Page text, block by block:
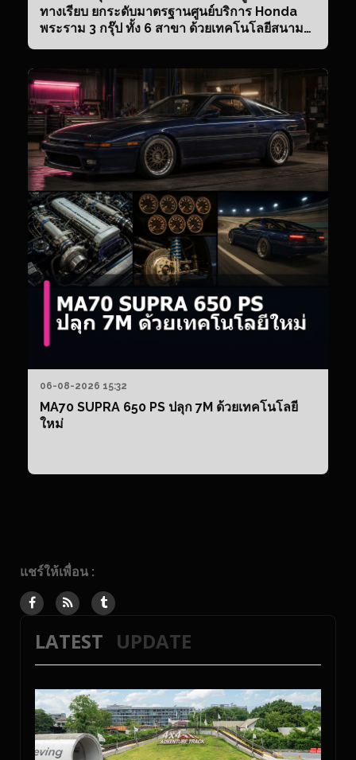
ทางเรียบ ยกระดับมาตรฐานศูนย์บริการ Honda
พระราม 3 กรุ๊ป ทั้ง 6 สาขา ด้วยเทคโนโลยีสนาม
DNA TEST DRI
06-08-2026 15:32
MA70 SUPRA 650 PS ปลุก 7M ด้วยเทคโนโลยี
ใหม่
แชร์ให้เพื่อน :
LATEST UPDATE